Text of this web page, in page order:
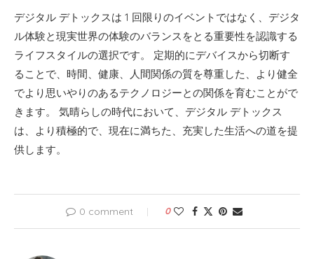
デジタル デトックスは 1 回限りのイベントではなく、デジタ
ル体験と現実世界の体験のバランスをとる重要性を認識する
ライフスタイルの選択です。 定期的にデバイスから切断す
ることで、時間、健康、人間関係の質を尊重した、より健全
でより思いやりのあるテクノロジーとの関係を育むことがで
きます。 気晴らしの時代において、デジタル デトックス
は、より積極的で、現在に満ちた、充実した生活への道を提
供します。
0 comment 0